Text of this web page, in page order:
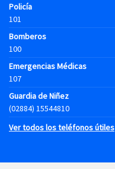
Policía
101
Bomberos
100
Emergencias Médicas
107
Guardia de Niñez
(02884) 15544810
Ver todos los teléfonos útiles